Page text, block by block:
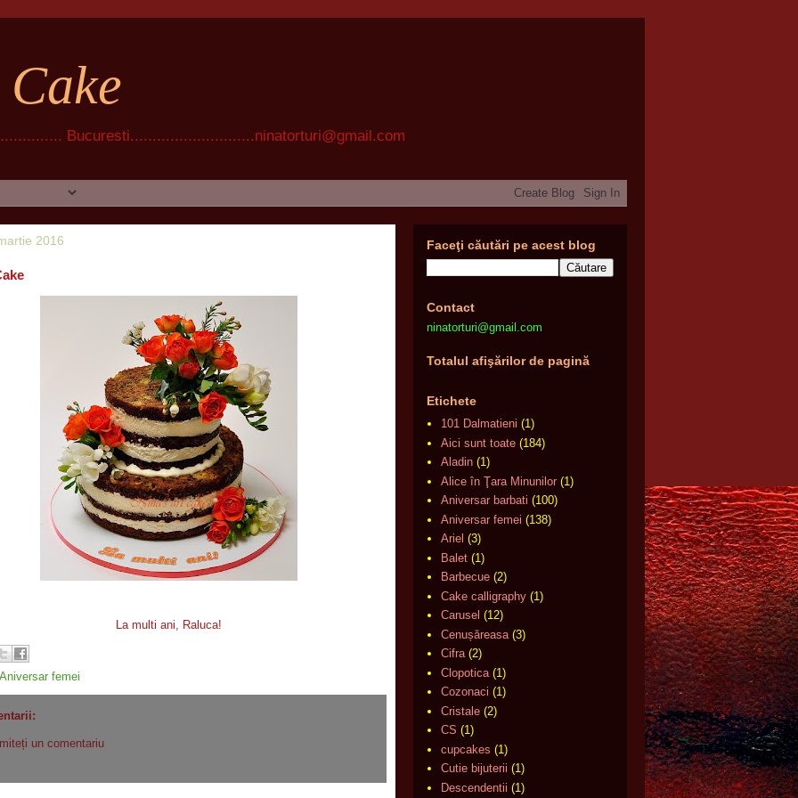
Bucuresti............................ninatorturi@gmail.com
2016
La multi ani, Raluca!
Aniversar femei
un comentariu
Faceţi căutări pe acest blog
Contact
ninatorturi@gmail.com
Totalul afişărilor de pagină
Etichete
101 Dalmatieni (1)
Aici sunt toate (184)
Aladin (1)
Alice în Ţara Minunilor (1)
Aniversar barbati (100)
Aniversar femei (138)
Ariel (3)
Balet (1)
Barbecue (2)
Cake calligraphy (1)
Carusel (12)
Cenușăreasa (3)
Cifra (2)
Clopotica (1)
Cozonaci (1)
Cristale (2)
CS (1)
cupcakes (1)
Cutie bijuterii (1)
Descendentii (1)